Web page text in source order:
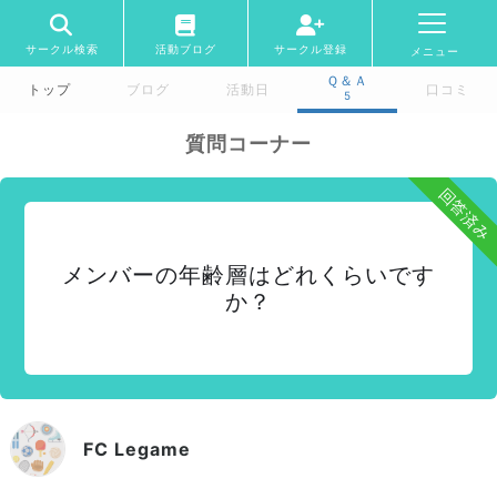
サークル検索 活動ブログ サークル登録 メニュー
トップ ブログ 活動日
Ｑ＆Ａ
5 口コミ
質問コーナー
回答済み
メンバーの年齢層はどれくらいです
か？
FC Legame